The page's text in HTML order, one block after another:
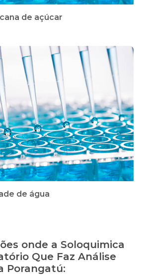
de açúcar
de água
onde a Soloquimica
Que Faz Análise
Porangatú: